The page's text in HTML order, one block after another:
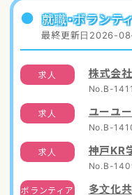
就職・ボランテ
最終更新日 2026-
求人 株式会
No.B-1411
求人
ユーユ
No.B-
求人
神戸KR
No.B-
ボランティア
多文化